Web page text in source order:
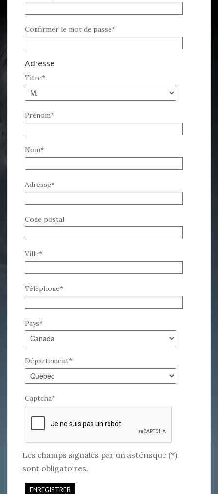
Confirmer le mot de passe*
Adresse
Titre*
Prénom*
Nom*
Adresse*
Code postal
Ville*
Téléphone*
Pays*
Département*
Captcha*
Les champs signalés par un astérisque (*)
sont obligatoires.
ENREGISTRER